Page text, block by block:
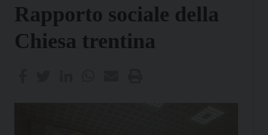
Rapporto sociale della
Chiesa trentina